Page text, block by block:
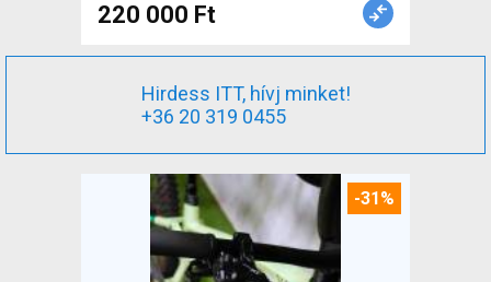
220 000 Ft
Hirdess ITT, hívj minket!
+36 20 319 0455
-31%